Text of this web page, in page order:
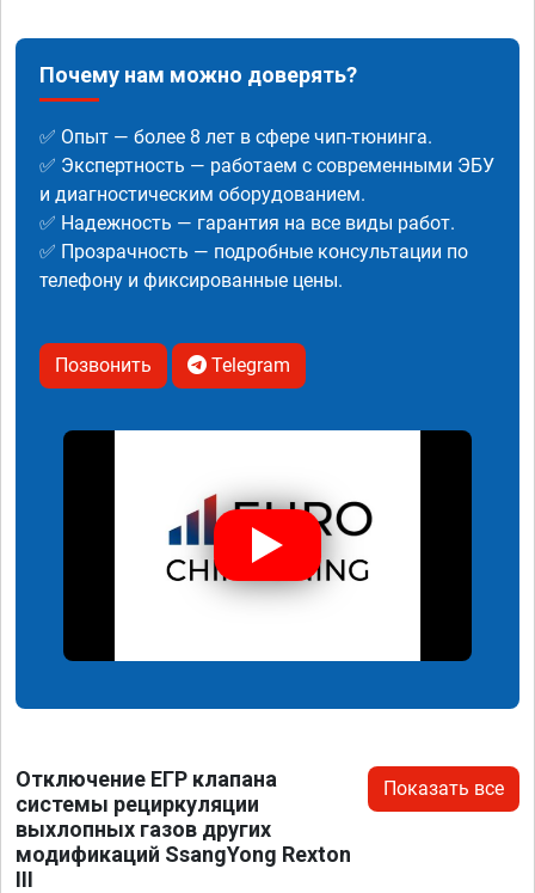
Почему нам можно доверять?
✅ Опыт — более 8 лет в сфере чип-тюнинга.
✅ Экспертность — работаем с современными ЭБУ
и диагностическим оборудованием.
✅ Надежность — гарантия на все виды работ.
✅ Прозрачность — подробные консультации по
телефону и фиксированные цены.
Позвонить Telegram
Отключение ЕГР клапана
системы рециркуляции
выхлопных газов других
модификаций SsangYong Rexton
III
Показать все